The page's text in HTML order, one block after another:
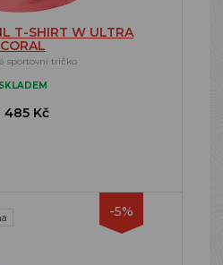
T-SHIRT W ULTRA
CORAL
sportovní tričko
SKLADEM
485 Kč
-5%